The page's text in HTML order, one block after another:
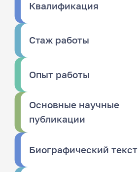
Квалификация
Стаж работы
Опыт работы
Основные научные
публикации
Биографический текст